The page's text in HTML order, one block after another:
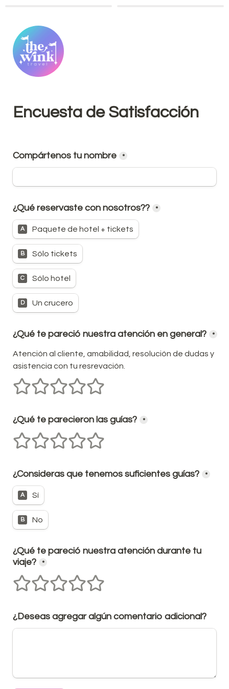
Encuesta de Satisfacción
Compártenos tu nombre *
¿Qué reservaste con nosotros?? *
A Paquete de hotel + tickets
B Sólo tickets
C Sólo hotel
D Un crucero
¿Qué te pareció nuestra atención en general? *
Atención al cliente, amabilidad, resolución de dudas y
asistencia con tu resrevación.
1 estrellas2 estrellas3 estrellas
4 estrellas5 estrellas
¿Qué te parecieron las guías? *
1 estrellas2 estrellas3 estrellas
4 estrellas5 estrellas
¿Consideras que tenemos suficientes guías? *
A Sí
B No
¿Qué te pareció nuestra atención durante tu
viaje?
*
1 estrellas2 estrellas3 estrellas
4 estrellas5 estrellas
¿Deseas agregar algún comentario adicional?